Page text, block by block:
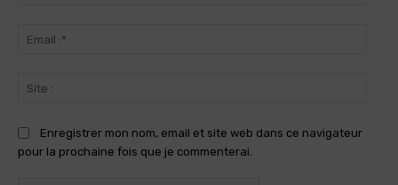
Enregistrer mon nom, email et site web dans ce navigateur
pour la prochaine fois que je commenterai.